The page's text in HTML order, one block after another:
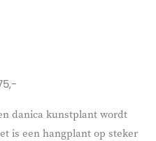
danica kunstplant wordt
is een hangplant op steker